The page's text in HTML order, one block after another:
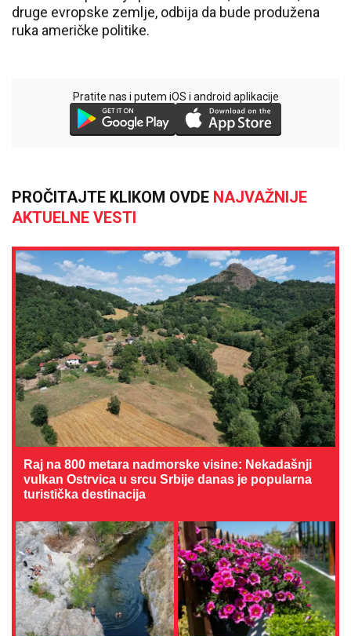
druge evropske zemlje, odbija da bude produžena
ruka američke politike.
Pratite nas i putem iOS i android aplikacije
PROČITAJTE KLIKOM OVDE NAJVAŽNIJE
AKTUELNE VESTI
Raj na 800 metara nadmorske visine: Nekadašnji
vulkan Ostrvica u srcu Srbije danas je popularna
turistička destinacija